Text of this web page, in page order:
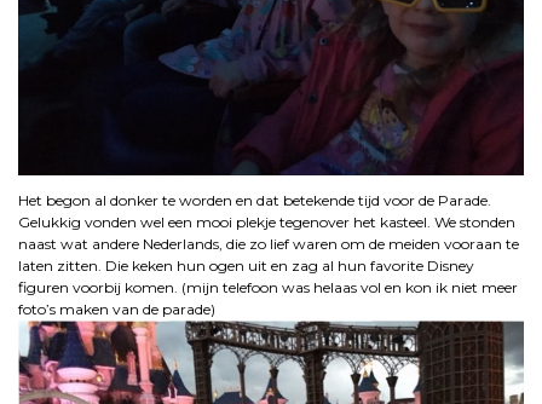
Het begon al donker te worden en dat betekende tijd voor de Parade.
Gelukkig vonden wel een mooi plekje tegenover het kasteel. We stonden
naast wat andere Nederlands, die zo lief waren om de meiden vooraan te
laten zitten. Die keken hun ogen uit en zag al hun favorite Disney
figuren voorbij komen. (mijn telefoon was helaas vol en kon ik niet meer
foto’s maken van de parade)